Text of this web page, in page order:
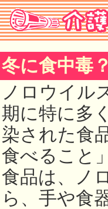
冬に食中毒
ノロウイル
期に特に多
染された食
食べること
食品は、ノ
ら、手や食